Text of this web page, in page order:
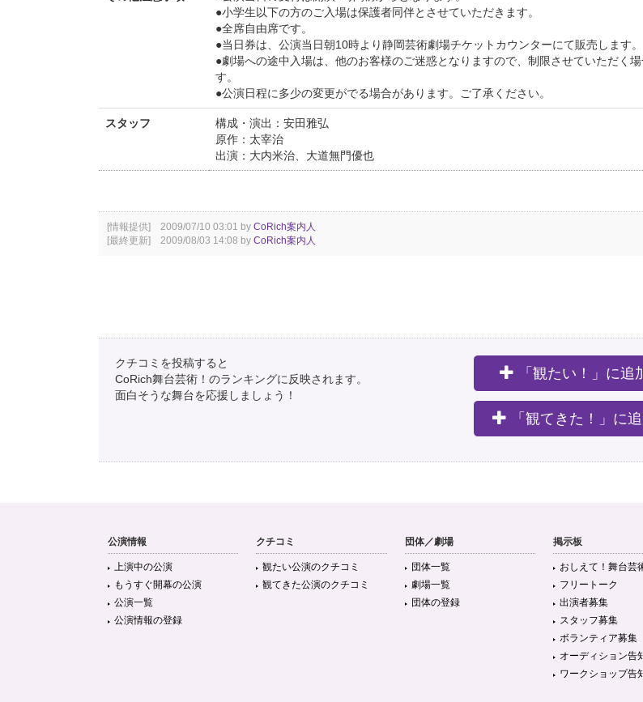
●小学生以下の方のご入場は保護者同伴とさせていただきます。
●全席自由席です。
●当日券は、公演当日朝10時より静岡芸術劇場チケットカウンターにて販売します。
●劇場への途中入場は、他のお客様のご迷惑となりますので、制限させていただく場
す。
●公演日程に多少の変更がでる場合があります。ご了承ください。
スタッフ
構成・演出：安田雅弘
原作：太宰治
出演：大内米治、大道無門優也
[情報提供] 2009/07/10 03:01 by CoRich案内人
[最終更新] 2009/08/03 14:08 by CoRich案内人
クチコミを投稿すると
CoRich舞台芸術！のランキングに反映されます。
面白そうな舞台を応援しましょう！
「観たい！」に追
「観てきた！」に
公演情報
上演中の公演
もうすぐ開幕の公演
公演一覧
公演情報の登録
クチコミ
観たい公演のクチコミ
観てきた公演のクチコミ
団体／劇場
団体一覧
劇場一覧
団体の登録
掲示板
おしえて！舞台芸
フリートーク
出演者募集
スタッフ募集
ボランティア募集
オーディション告
ワークショップ告